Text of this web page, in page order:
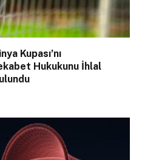
Kupası’nı
Hukukunu İhlal